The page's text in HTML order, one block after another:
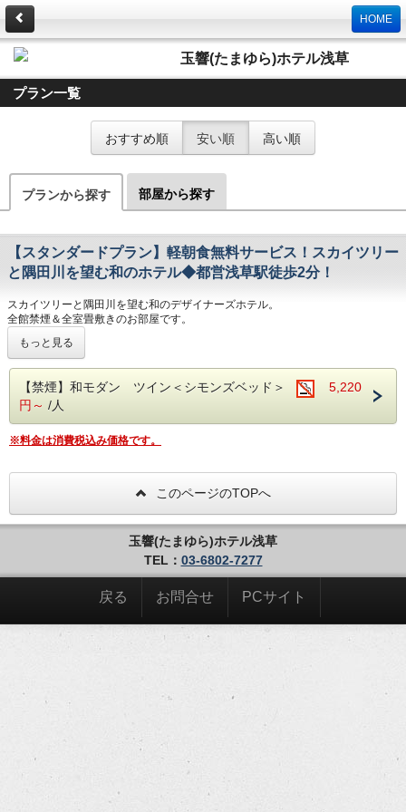
HOME
玉響(たまゆら)ホテル浅草
プラン一覧
おすすめ順 安い順 高い順
プランから探す 部屋から探す
【スタンダードプラン】軽朝食無料サービス！スカイツリー
と隅田川を望む和のホテル◆都営浅草駅徒歩2分！
スカイツリーと隅田川を望む和のデザイナーズホテル。
全館禁煙＆全室畳敷きのお部屋です。
◆【スタンダード】軽朝食無料サービス◆
スカイツリーと隅田川を望む和のデザイナーズホテル。
都営浅草駅から徒歩2分の好立地にあるので
観光やビジネスで是非ご利用下さい！
東京スカイツリーや隅田川の眺望が目の前に広がり開放感は抜群！
昭和17年創業の浅草で有名な老舗ペリカンの食パンをご用意しております！
目覚めのコーヒーと老舗ペリカンの食パンで、1日を元気にスタート！
テイクアウトもOKです！
営業時間：7:00～9:30
【ご案内】
名まで添い寝可能です。
能ですが
かなり手狭になりますので、セミダブルのお部屋での添い寝
ご宿泊はお勧めしておりません。
もっと見る
【禁煙】和モダン ツイン＜シモンズベッド＞
5,220
円～ /人
※料金は消費税込み価格です。
このページのTOPへ
玉響(たまゆら)ホテル浅草
TEL： 03-6802-7277
戻る お問合せ PCサイト